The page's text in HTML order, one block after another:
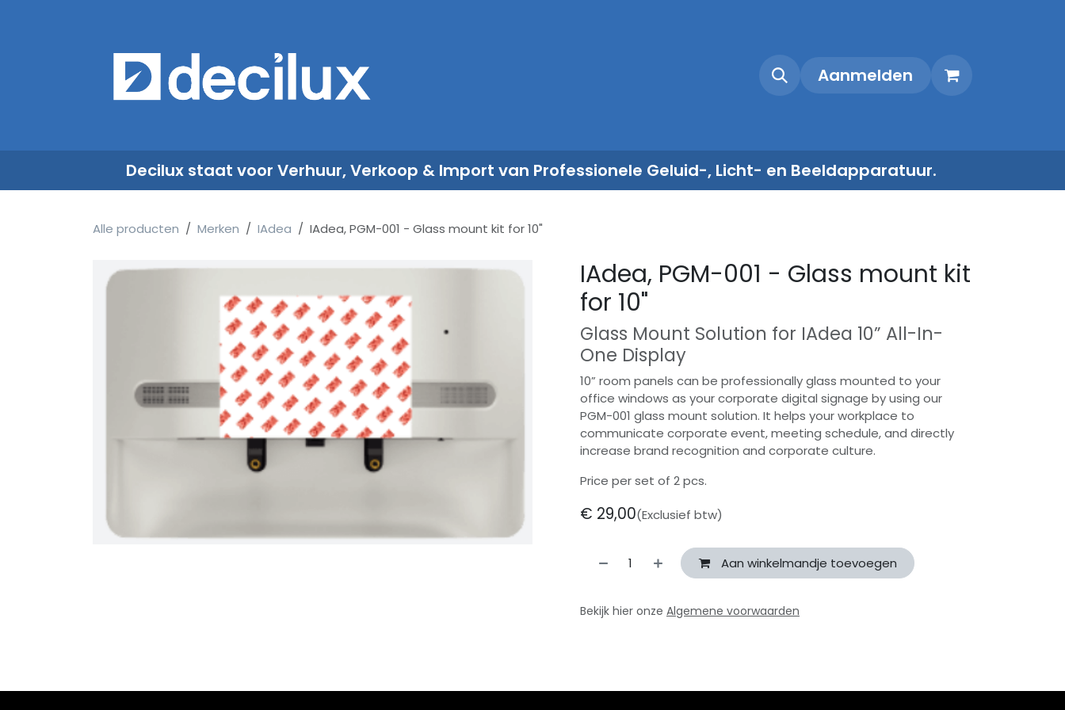
ContactAanmelden
Decilux staat voor Verhuur, Verkoop & Import van Professionele Geluid-, Licht- en Beeldapparatuur.
Alle producten Merken IAdea IAdea, PGM-001 - Glass mount kit for 10"
IAdea, PGM-001 - Glass mount kit
for 10"
Glass Mount Solution for IAdea 10” All-In-
One Display
10” room panels can be professionally glass mounted to your
office windows as your corporate digital signage by using our
PGM-001 glass mount solution. It helps your workplace to
communicate corporate event, meeting schedule, and directly
increase brand recognition and corporate culture.
Price per set of 2 pcs.
€ 29,00(Exclusief btw)
Aan winkelmandje toevoegen
Bekijk hier onze Algemene voorwaarden